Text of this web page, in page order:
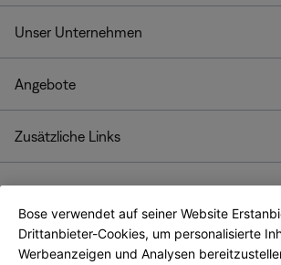
Unser Unternehmen
Angebote
Zusätzliche Links
Bose App
Bose
App
Bose verwendet auf seiner Website
Drittanbieter-Cookies, um personalisierte
Werbeanzeigen und Analysen